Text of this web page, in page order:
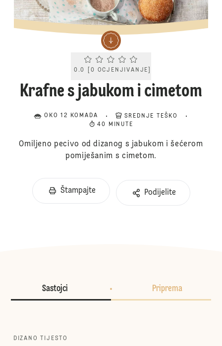
Current rating 0.0. Click to rate.
0.0 [0 OCJENJIVANJE
Krafne s jabukom i cimetom
OKO 12 KOMADA
SREDNJE TEŠKO
40 MINUTE
Omiljeno pecivo od dizanog s jabukom i šećerom
pomiješanim s cimetom.
Štampajte Podijelite
Sastojci Priprema
DIZANO TIJESTO